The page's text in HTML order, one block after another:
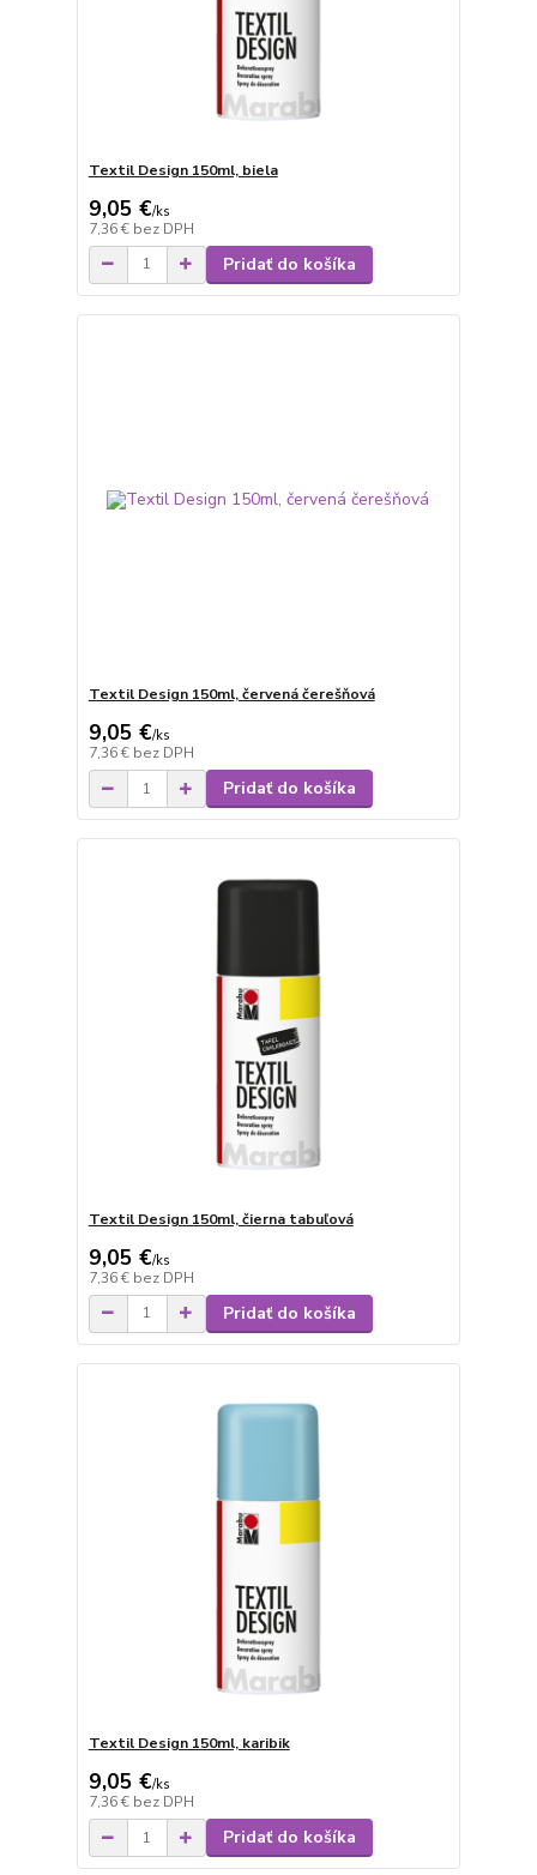
Textil Design 150ml, biela
9,05 €/ks
7,36 € bez DPH
Pridať do košíka
Textil Design 150ml, červená čerešňová
9,05 €/ks
7,36 € bez DPH
Pridať do košíka
Textil Design 150ml, čierna tabuľová
9,05 €/ks
7,36 € bez DPH
Pridať do košíka
Textil Design 150ml, karibik
9,05 €/ks
7,36 € bez DPH
Pridať do košíka